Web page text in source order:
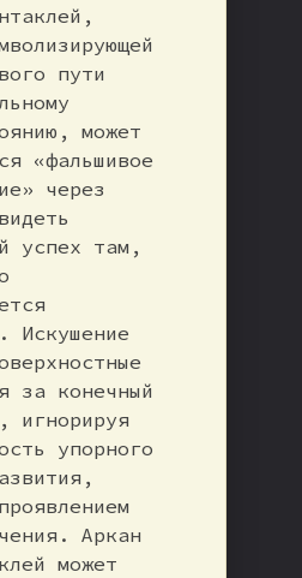
пути
может
«фальшивое
через
успех там,
Искушение
за конечный
игнорируя
упорного
Аркан
может